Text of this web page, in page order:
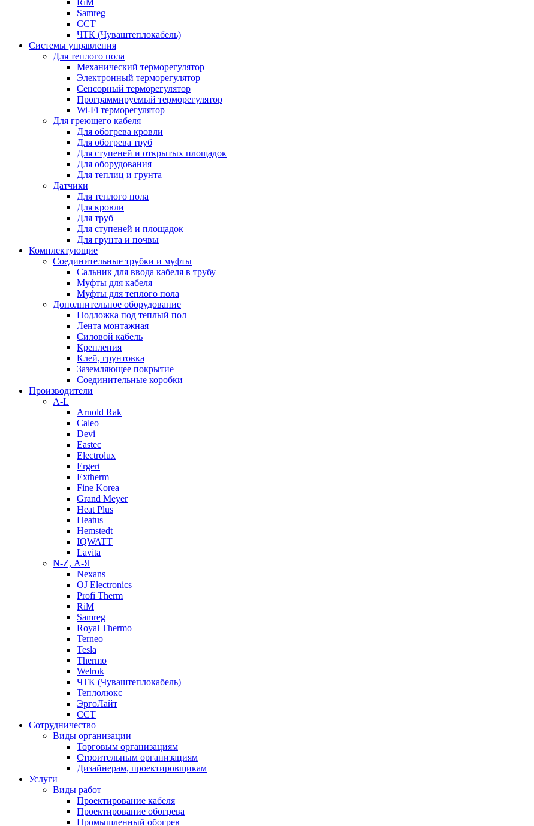
Samreg
ССТ
ЧТК (Чуваштеплокабель)
Системы управления
Для теплого пола
Механический терморегулятор
Электронный терморегулятор
Сенсорный терморегулятор
Программируемый терморегулятор
Wi-Fi терморегулятор
Для греющего кабеля
Для обогрева кровли
Для обогрева труб
Для ступеней и открытых площадок
Для оборудования
Для теплиц и грунта
Датчики
Для теплого пола
Для кровли
Для труб
Для ступеней и площадок
Для грунта и почвы
Комплектующие
Соединительные трубки и муфты
Сальник для ввода кабеля в трубу
Муфты для кабеля
Муфты для теплого пола
Дополнительное оборудование
Подложка под теплый пол
Лента монтажная
Силовой кабель
Крепления
Клей, грунтовка
Заземляющее покрытие
Соединительные коробки
Производители
A-L
Arnold Rak
Caleo
Devi
Eastec
Electrolux
Ergert
Extherm
Fine Korea
Grand Meyer
Heat Plus
Heatus
Hemstedt
IQWATT
Lavita
N-Z, А-Я
Nexans
OJ Electronics
Profi Therm
RiM
Samreg
Royal Thermo
Terneo
Tesla
Thermo
Welrok
ЧТК (Чуваштеплокабель)
Теплолюкс
ЭргоЛайт
ССТ
Сотрудничество
Виды организации
Торговым организациям
Строительным организациям
Дизайнерам, проектировщикам
Услуги
Виды работ
Проектирование кабеля
Проектирование обогрева
Промышленный обогрев